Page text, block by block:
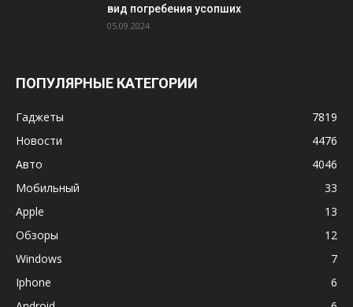
вид погребения усопших
05.09.2024
ПОПУЛЯРНЫЕ КАТЕГОРИИ
Гаджеты
7819
Новости
4476
Авто
4046
Мобильный
33
Apple
13
Обзоры
12
Windows
7
Iphone
6